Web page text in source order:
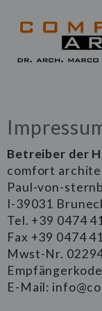
Betreiber der
comfort
Paul-von-
I-39031
Tel. +39 0474
Fax +39 0474
Mwst-Nr.
E-Mail: